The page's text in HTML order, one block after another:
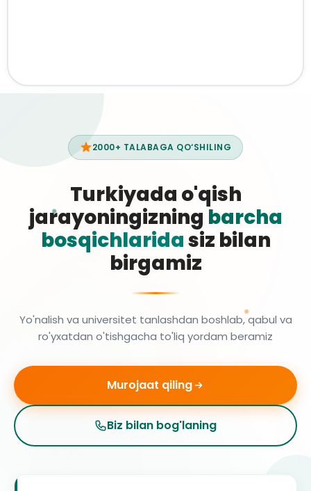
2000+ TALABAGA QO‘SHILING
Turkiyada o'qish
jarayoningizning barcha
bosqichlaridasiz bilan
birgamiz
Yo'nalish va universitet tanlashdan boshlab, qabul va
ro'yxatdan o'tishgacha to'liq yordam beramiz
Murojaat qiling
Biz bilan bog'laning